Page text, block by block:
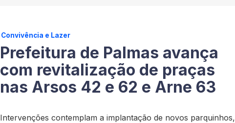
Convivência e Lazer
Prefeitura de Palmas avança
com revitalização de praças
nas Arsos 42 e 62 e Arne 63
Intervenções contemplam a implantação de novos parquinhos,